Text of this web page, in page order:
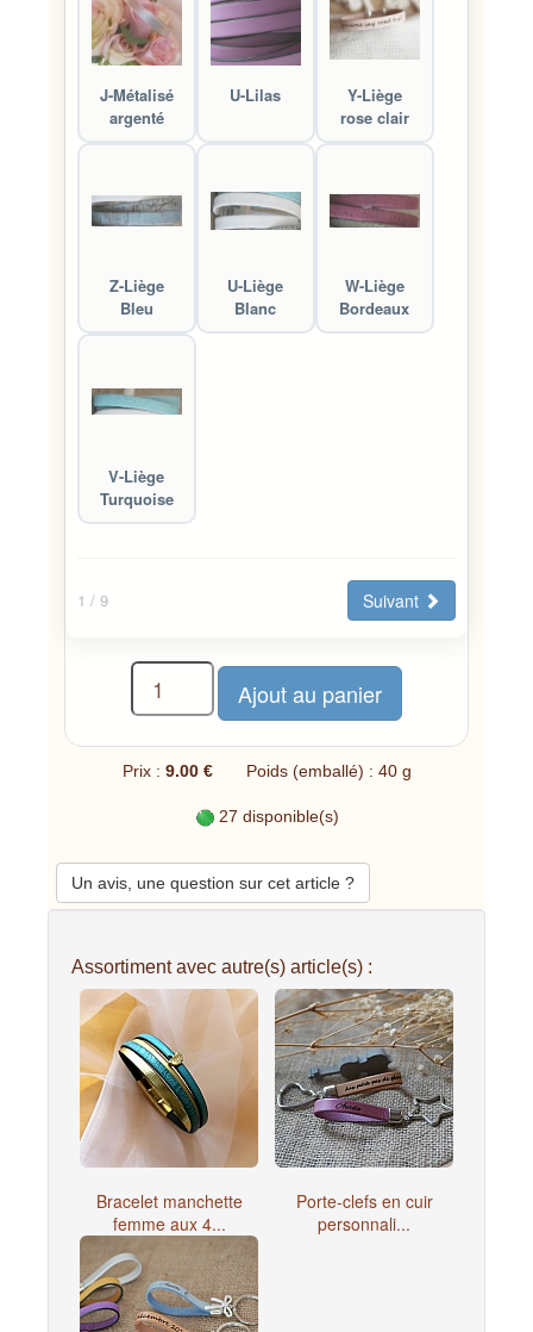
J-Métalisé
argenté
U-Lilas
Y-Liège
rose clair
Z-Liège
Bleu
U-Liège
Blanc
W-Liège
Bordeaux
V-Liège
Turquoise
1 / 9 Suivant
Prix : 9.00 € Poids (emballé) : 40 g
27 disponible(s)
Un avis, une question sur cet article ?
Assortiment avec autre(s) article(s) :
Bracelet manchette
femme aux 4...
Porte-clefs en cuir
personnali...